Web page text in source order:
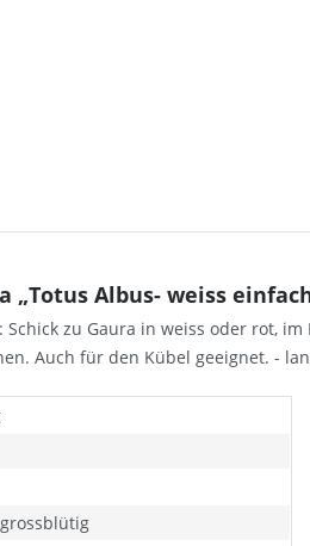
Albus- weiss
zu Gaura in weiss oder rot,
Auch für den Kübel geeignet. -